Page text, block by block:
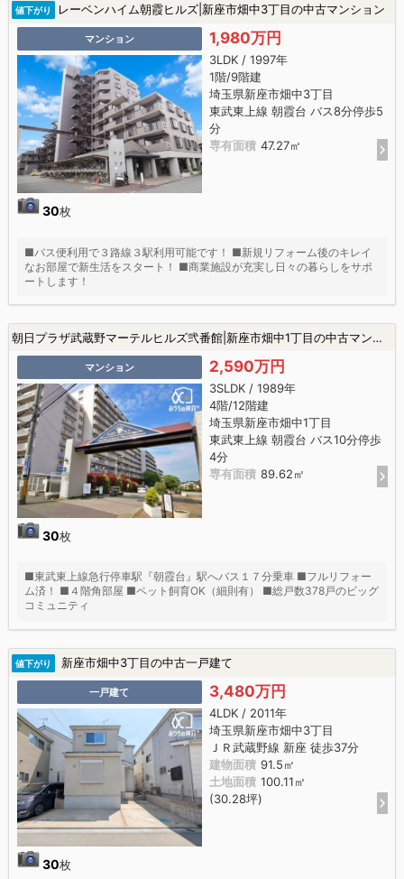
値下がり レーベンハイム朝霞ヒルズ|新座市畑中3丁目の中古マンション
マンション
30枚
1,980万円
3LDK / 1997年
1階/9階建
埼玉県新座市畑中3丁目
東武東上線 朝霞台 バス8分停歩5
分
専有面積 47.27㎡
■バス便利用で３路線３駅利用可能です！ ■新規リフォーム後のキレイ
なお部屋で新生活をスタート！ ■商業施設が充実し日々の暮らしをサポ
ートします！
朝日プラザ武蔵野マーテルヒルズ弐番館|新座市畑中1丁目の中古マンション
マンション
30枚
2,590万円
3SLDK / 1989年
4階/12階建
埼玉県新座市畑中1丁目
東武東上線 朝霞台 バス10分停歩
4分
専有面積 89.62㎡
■東武東上線急行停車駅『朝霞台』駅へバス１７分乗車 ■フルリフォー
ム済！ ■４階角部屋 ■ペット飼育OK（細則有） ■総戸数378戸のビッグ
コミュニティ
値下がり 新座市畑中3丁目の中古一戸建て
一戸建て
30枚
3,480万円
4LDK / 2011年
埼玉県新座市畑中3丁目
ＪＲ武蔵野線 新座 徒歩37分
建物面積 91.5㎡
土地面積 100.11㎡
(30.28坪)